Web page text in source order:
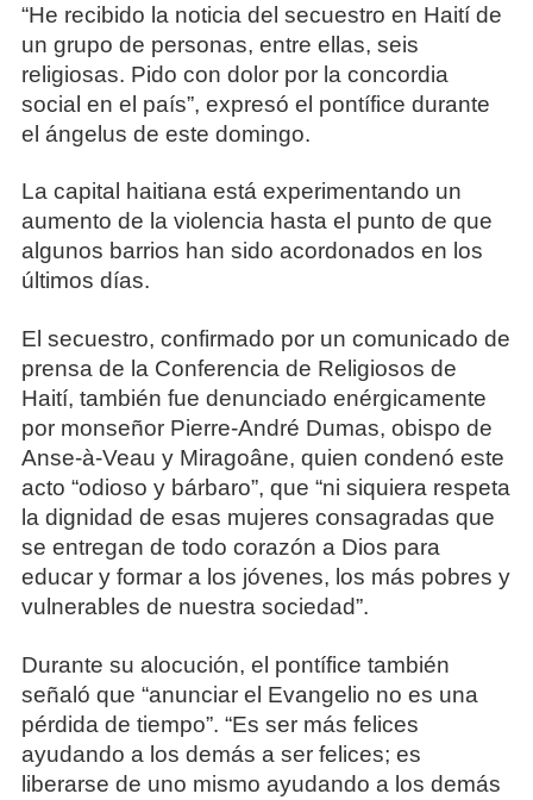
“He recibido la noticia del secuestro en Haití de
un grupo de personas, entre ellas, seis
religiosas. Pido con dolor por la concordia
social en el país”, expresó el pontífice durante
el ángelus de este domingo.
La capital haitiana está experimentando un
aumento de la violencia hasta el punto de que
algunos barrios han sido acordonados en los
últimos días.
El secuestro, confirmado por un comunicado de
prensa de la Conferencia de Religiosos de
Haití, también fue denunciado enérgicamente
por monseñor Pierre-André Dumas, obispo de
Anse-à-Veau y Miragoâne, quien condenó este
acto “odioso y bárbaro”, que “ni siquiera respeta
la dignidad de esas mujeres consagradas que
se entregan de todo corazón a Dios para
educar y formar a los jóvenes, los más pobres y
vulnerables de nuestra sociedad”.
Durante su alocución, el pontífice también
señaló que “anunciar el Evangelio no es una
pérdida de tiempo”. “Es ser más felices
ayudando a los demás a ser felices; es
liberarse de uno mismo ayudando a los demás